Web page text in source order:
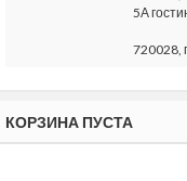
5А
720028,
КОРЗИНА ПУСТА